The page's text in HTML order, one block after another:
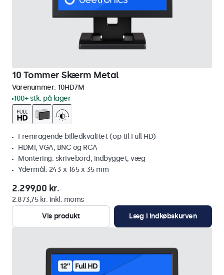
10 Tommer Skærm Metal
Varenummer: 10HD7M
100+ stk. på lager
Fremragende billedkvalitet (op til Full HD)
HDMI, VGA, BNC og RCA
Montering: skrivebord, indbygget, væg
Ydermål: 243 x 165 x 35 mm
2.299,00 kr.
2.873,75 kr. inkl. moms
Vis produkt
Læg i indkøbskurven